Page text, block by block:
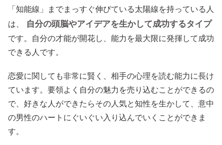
「知能線」までまっすぐ伸びている太陽線を持っている人
は、
自分の頭脳やアイデアを生かして成功するタイプ
です。自分の才能が開花し、能力を最大限に発揮して成功
できる人です。
恋愛に関しても非常に賢く、相手の心理を読む能力に長け
ています。要領よく自分の魅力を売り込むことができるの
で、好きな人ができたらその人気と知性を生かして、意中
の男性のハートにぐいぐい入り込んでいくことができま
す。